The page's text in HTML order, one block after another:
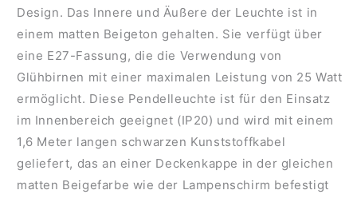
Design. Das Innere und Äußere der Leuchte ist in
einem matten Beigeton gehalten. Sie verfügt über
eine E27-Fassung, die die Verwendung von
Glühbirnen mit einer maximalen Leistung von 25 Watt
ermöglicht. Diese Pendelleuchte ist für den Einsatz
im Innenbereich geeignet (IP20) und wird mit einem
1,6 Meter langen schwarzen Kunststoffkabel
geliefert, das an einer Deckenkappe in der gleichen
matten Beigefarbe wie der Lampenschirm befestigt